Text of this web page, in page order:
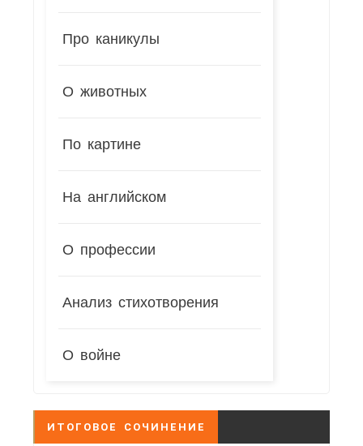
Про каникулы
О животных
По картине
На английском
О профессии
Анализ стихотворения
О войне
ИТОГОВОЕ СОЧИНЕНИЕ